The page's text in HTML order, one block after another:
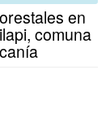
en
comuna